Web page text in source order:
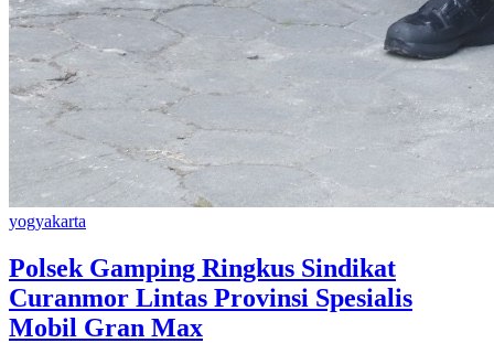
yogyakarta
Polsek Gamping Ringkus Sindikat
Curanmor Lintas Provinsi Spesialis
Mobil Gran Max